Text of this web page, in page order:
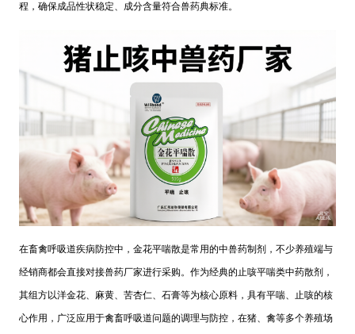
程，确保成品性状稳定、成分含量符合兽药典标准。
在畜禽呼吸道疾病防控中，金花平喘散是常用的中兽药制剂，不少养殖端与
经销商都会直接对接兽药厂家进行采购。作为经典的止咳平喘类中药散剂，
其组方以洋金花、麻黄、苦杏仁、石膏等为核心原料，具有平喘、止咳的核
心作用，广泛应用于禽畜呼吸道问题的调理与防控，在猪、禽等多个养殖场